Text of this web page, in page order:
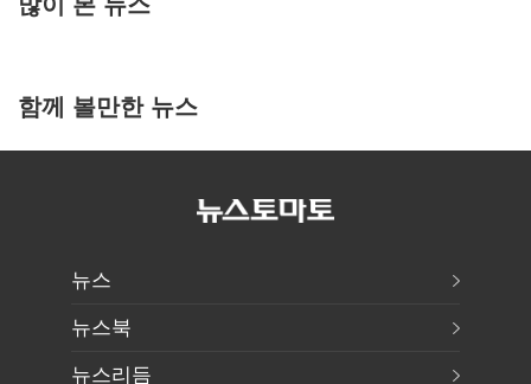
함께 볼만한 뉴스
뉴스
뉴스북
뉴스리듬